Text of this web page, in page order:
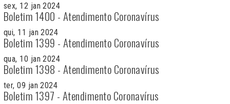
sex, 12 jan 2024
Boletim 1400 - Atendimento Coronavírus
qui, 11 jan 2024
Boletim 1399 - Atendimento Coronavírus
qua, 10 jan 2024
Boletim 1398 - Atendimento Coronavírus
ter, 09 jan 2024
Boletim 1397 - Atendimento Coronavírus